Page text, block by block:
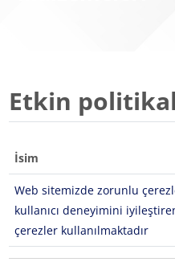
Etkin
İsim
Web sitemizde zorunlu
kullanıcı deneyimini
çerezler kullanılmaktadır